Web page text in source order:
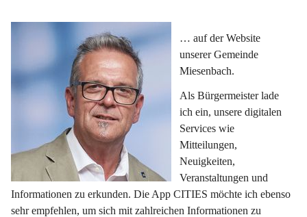
… auf der Website
unserer Gemeinde
Miesenbach.
Als Bürgermeister lade
ich ein, unsere digitalen
Services wie
Mitteilungen,
Neuigkeiten,
Veranstaltungen und
Informationen zu erkunden. Die App CITIES möchte ich ebenso
sehr empfehlen, um sich mit zahlreichen Informationen zu